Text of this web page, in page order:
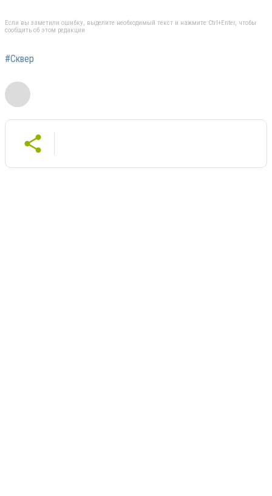
Если вы заметили ошибку, выделите необходимый текст и нажмите Ctrl+Enter, чтобы
сообщить об этом редакции
#Сквер